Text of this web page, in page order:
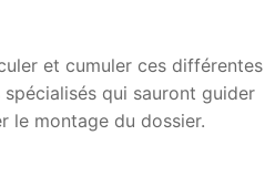
et cumuler ces différentes
qui sauront guider
le montage du dossier.